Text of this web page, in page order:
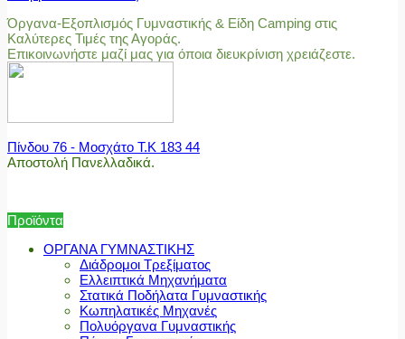
Όργανα-Εξοπλισμός Γυμναστικής & Είδη Camping στις
Καλύτερες Τιμές της Αγοράς.
Επικοινωνήστε μαζί μας για όποια διευκρίνιση χρειάζεστε.
Πίνδου 76 - Μοσχάτο Τ.Κ 183 44
Αποστολή Πανελλαδικά.
Προϊόντα
ΟΡΓΑΝΑ ΓΥΜΝΑΣΤΙΚΗΣ
Διάδρομοι Τρεξίματος
Ελλειπτικά Μηχανήματα
Στατικά Ποδήλατα Γυμναστικής
Κωπηλατικές Μηχανές
Πολυόργανα Γυμναστικής